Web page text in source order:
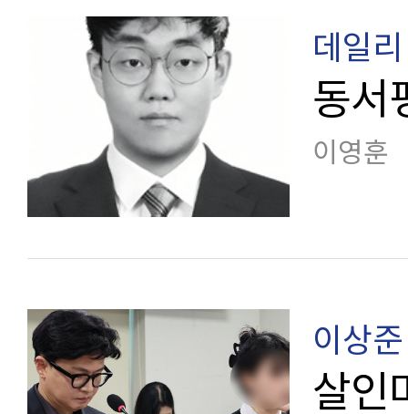
데일
동서
이영훈
이상
살인